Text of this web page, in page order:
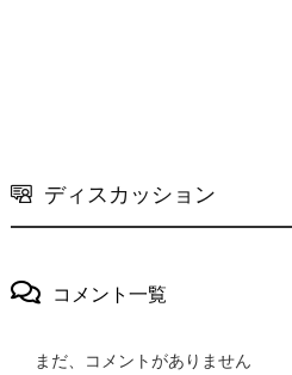
ディスカッション
コメント一覧
まだ、コメントがありません